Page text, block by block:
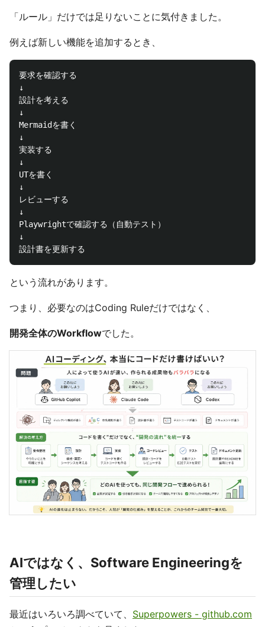
「ルール」だけでは足りないことに気付きました。
例えば新しい機能を追加するとき、
要求を確認する
↓
設計を考える
↓
Mermaidを書く
↓
実装する
↓
UTを書く
↓
レビューする
↓
Playwrightで確認する（自動テスト）
↓
という流れがあります。
つまり、必要なのはCoding Ruleだけではなく、
開発全体のWorkflowでした。
AIではなく、Software Engineeringを
管理したい
最近はいろいろ調べていて、 Superpowers - github.com